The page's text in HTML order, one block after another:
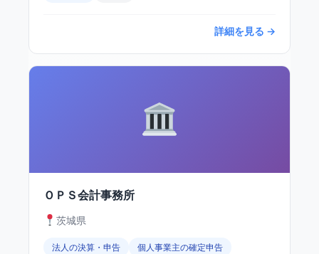
詳細を見る →
ＯＰＳ会計事務所
茨城県
法人の決算・申告
個人事業主の確定申告